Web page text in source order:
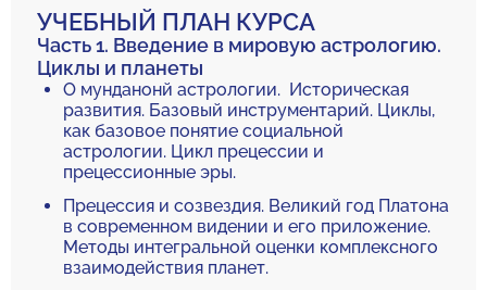
УЧЕБНЫЙ ПЛАН КУРСА
Часть 1. Введение в мировую астрологию.
Циклы и планеты
О мунданонй астрологии. Историческая
развития. Базовый инструментарий. Циклы,
как базовое понятие социальной
астрологии. Цикл прецессии и
прецессионные эры.
Прецессия и созвездия. Великий год Платона
в современном видении и его приложение.
Методы интегральной оценки комплексного
взаимодействия планет.